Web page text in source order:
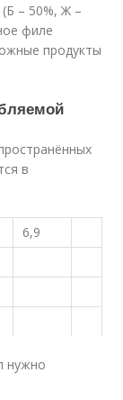
– 50%, Ж –
филе
продукты
в
6,9
нужно